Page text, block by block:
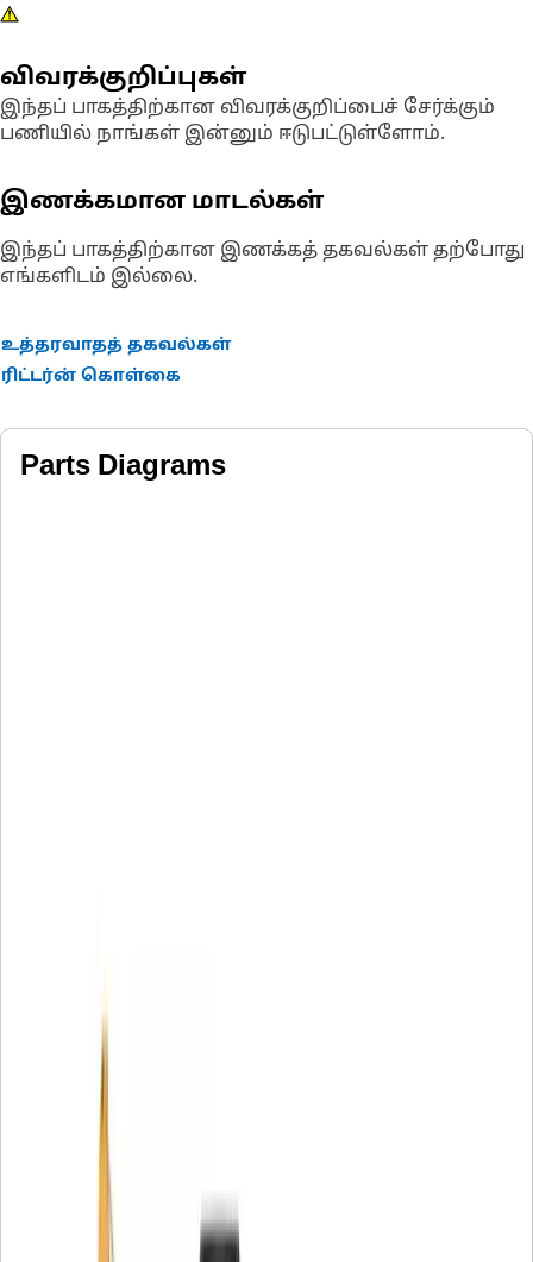
விவரக்குறிப்புகள்
இந்தப் பாகத்திற்கான விவரக்குறிப்பைச் சேர்க்கும்
பணியில் நாங்கள் இன்னும் ஈடுபட்டுள்ளோம்.
இணக்கமான மாடல்கள்
இந்தப் பாகத்திற்கான இணக்கத் தகவல்கள் தற்போது
எங்களிடம் இல்லை.
உத்தரவாதத் தகவல்கள்
ரிட்டர்ன் கொள்கை
Parts Diagrams